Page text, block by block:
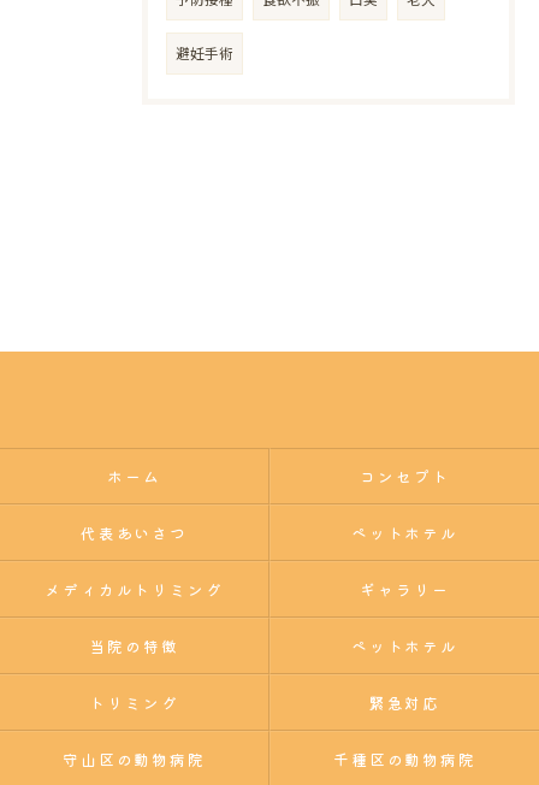
避妊手術
ホーム コンセプト
代表あいさつ ペットホテル
メディカルトリミング ギャラリー
当院の特徴 ペットホテル
トリミング 緊急対応
守山区の動物病院 千種区の動物病院